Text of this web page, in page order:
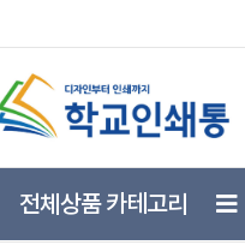
의 자기주도 학습을 돕기
전체상품 카테고리